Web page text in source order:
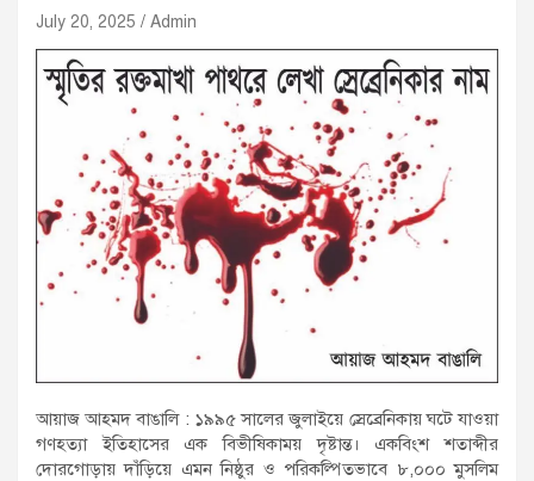
July 20, 2025 Admin
আয়াজ আহমদ বাঙালি : ১৯৯৫ সালের জুলাইয়ে স্রেব্রেনিকায় ঘটে যাওয়া
গণহত্যা ইতিহাসের এক বিভীষিকাময় দৃষ্টান্ত। একবিংশ শতাব্দীর
দোরগোড়ায় দাঁড়িয়ে এমন নিষ্ঠুর ও পরিকল্পিতভাবে ৮,০০০ মুসলিম